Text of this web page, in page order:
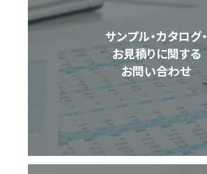
サンプル・カタログ・
お見積りに関する
お問い合わせ